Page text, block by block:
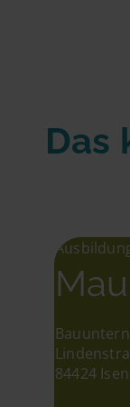
Das
84424